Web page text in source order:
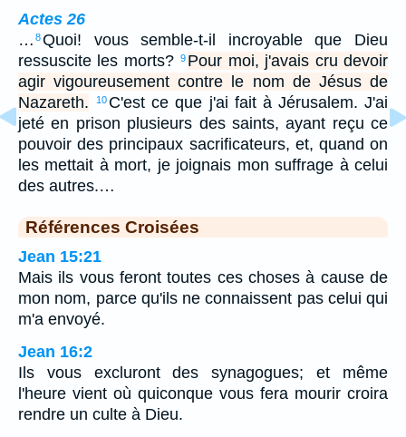
Actes 26
… 8Quoi! vous semble-t-il incroyable que Dieu
ressuscite les morts?
9 Pour moi, j'avais cru devoir
agir vigoureusement contre le nom de Jésus de
Nazareth.
10 C'est ce que j'ai fait à Jérusalem. J'ai
jeté en prison plusieurs des saints, ayant reçu ce
pouvoir des principaux sacrificateurs, et, quand on
les mettait à mort, je joignais mon suffrage à celui
des autres.…
Références Croisées
Jean 15:21
Mais ils vous feront toutes ces choses à cause de
mon nom, parce qu'ils ne connaissent pas celui qui
m'a envoyé.
Jean 16:2
Ils vous excluront des synagogues; et même
l'heure vient où quiconque vous fera mourir croira
rendre un culte à Dieu.